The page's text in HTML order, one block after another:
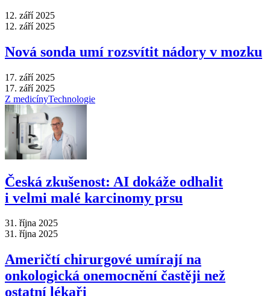
12. září 2025
12. září 2025
Nová sonda umí rozsvítit nádory v mozku
17. září 2025
17. září 2025
Z medicínyTechnologie
Česká zkušenost: AI dokáže odhalit
i velmi malé karcinomy prsu
31. října 2025
31. října 2025
Američtí chirurgové umírají na
onkologická onemocnění častěji než
ostatní lékaři